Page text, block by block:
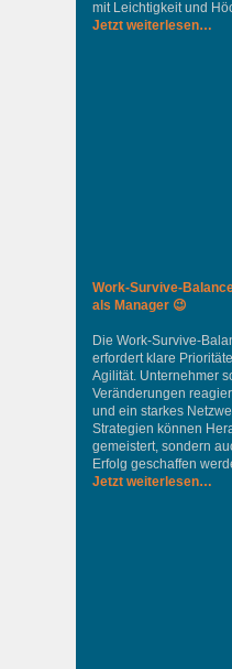
mit Leichtigkeit und
Jetzt weiterlesen…
Work-Survive-
als Manager 😉
Die Work-Survive-
erfordert klare
Agilität. Unternehmer
Veränderungen
und ein starkes
Strategien können
gemeistert, sondern
Erfolg geschaffen
Jetzt weiterlesen…